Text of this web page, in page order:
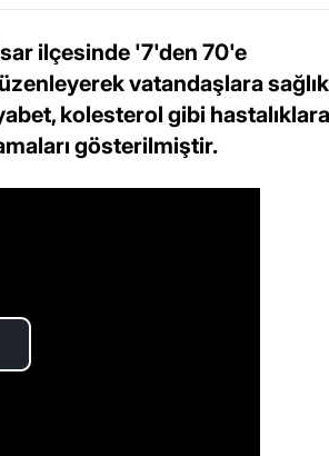
ilçesinde '7'den 70'e
vatandaşlara sağlık
kolesterol gibi hastalıklara
gösterilmiştir.